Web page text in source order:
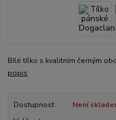
Bílé tílko s kvalitním černým
popis
Dostupnost
Není